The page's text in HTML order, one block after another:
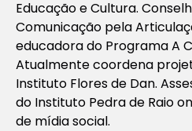
Educação e Cultura.
Comunicação pela
educadora do Programa A
Atualmente coordena
Instituto Flores de Dan.
do Instituto Pedra de Raio
de mídia social.